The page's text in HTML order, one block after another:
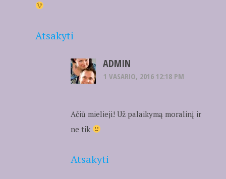
Atsakyti
ADMIN
1 VASARIO, 2016 12:18 PM
Ačiū mielieji! Už palaikymą moralinį ir
ne tik
Atsakyti